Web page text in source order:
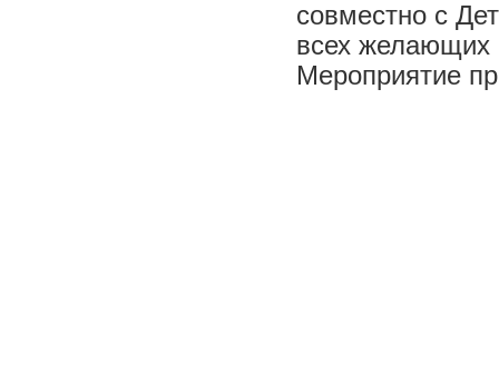
совместно с
всех желающих
Мероприятие